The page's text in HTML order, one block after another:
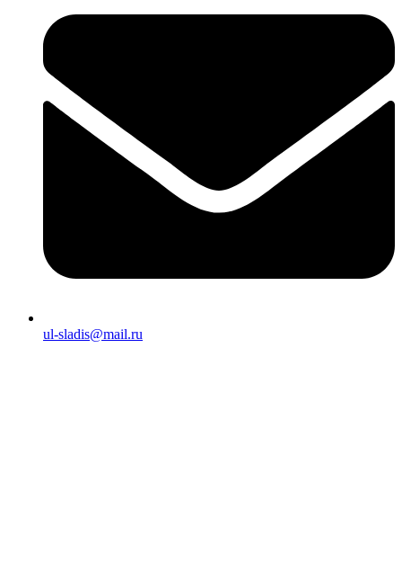
ul-sladis@mail.ru